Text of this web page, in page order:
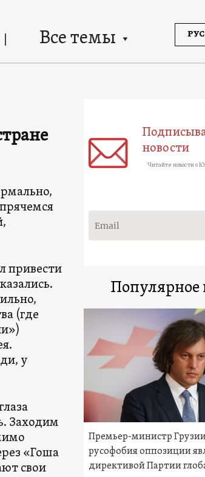
Все темы
привести
(где
у
Заходим
«Гоша
свои
новости
Читайте новости о
Популярное
Премьер-министр
русофобия оппозиции
директивой Партии